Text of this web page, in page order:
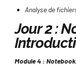
Analyse de
Jour 2 :
Module 4 :